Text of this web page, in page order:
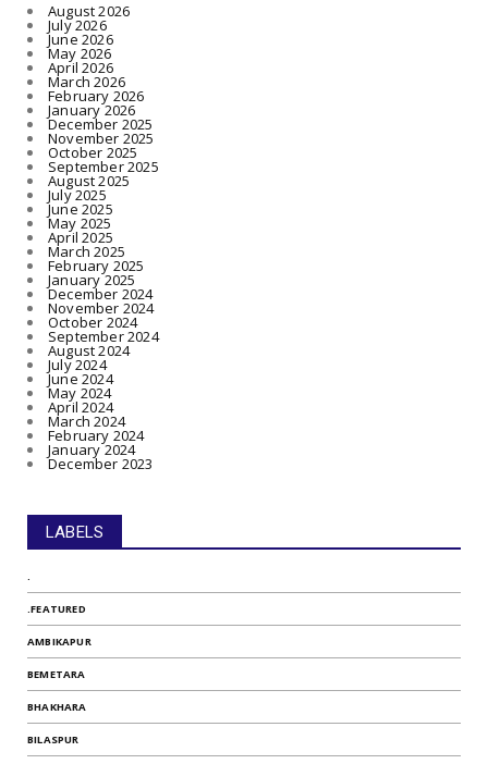
August 2026
July 2026
June 2026
May 2026
April 2026
March 2026
February 2026
January 2026
December 2025
November 2025
October 2025
September 2025
August 2025
July 2025
June 2025
May 2025
April 2025
March 2025
February 2025
January 2025
December 2024
November 2024
October 2024
September 2024
August 2024
July 2024
June 2024
May 2024
April 2024
March 2024
February 2024
January 2024
December 2023
LABELS
.
.FEATURED
AMBIKAPUR
BEMETARA
BHAKHARA
BILASPUR